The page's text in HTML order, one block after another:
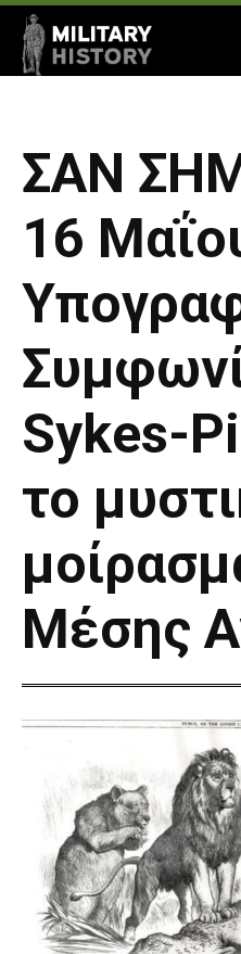
ΣΑΝ
16
Sykes-
το
Μέσης